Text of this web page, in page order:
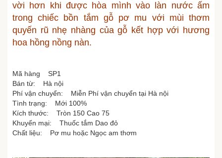
vời hơn khi được hòa mình vào làn nước ấm
trong chiếc bồn tắm gỗ pơ mu với mùi thơm
quyến rũ nhẹ nhàng của gỗ kết hợp với hương
hoa hồng nồng nàn.
Mã hàng SP1
Bán từ: Hà nội
Phí vận chuyển: Miễn Phí vận chuyển tại Hà nội
Tình trạng: Mới 100%
Kích thước: Tròn 150 Cao 75
Khuyến mại: Thuốc tắm Dao đỏ
Chất liệu: Pơ mu hoặc Ngọc am thơm